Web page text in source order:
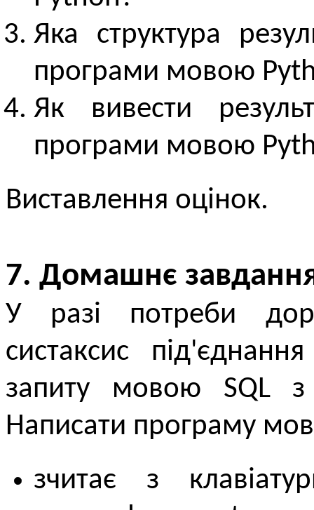
Яка структура
програми мовою
Як вивести
програми мовою
Виставлення оцінок.
7. Домашнє
У разі потреби
систаксис
запиту мовою SQL
Написати програму
зчитає з